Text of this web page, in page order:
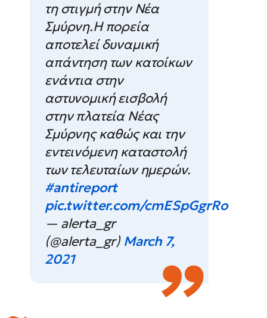
τη στιγμή στην Νέα
Σμύρνη.Η πορεία
αποτελεί δυναμική
απάντηση των κατοίκων
ενάντια στην
αστυνομική εισβολή
στην πλατεία Νέας
Σμύρνης καθώς και την
εντεινόμενη καταστολή
των τελευταίων ημερών.
#antireport
pic.twitter.com/cmESpGgrRo
— alerta_gr
(@alerta_gr) March 7,
2021